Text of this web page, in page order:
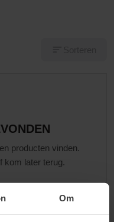
Om
producten vinden.
kom later terug.